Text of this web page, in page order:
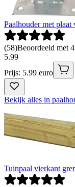
Paalhouder met
(58)Beoordeeld met
5.99
Prijs: 5.99 euro
Bekijk alles in
Tuinpaal vierkant